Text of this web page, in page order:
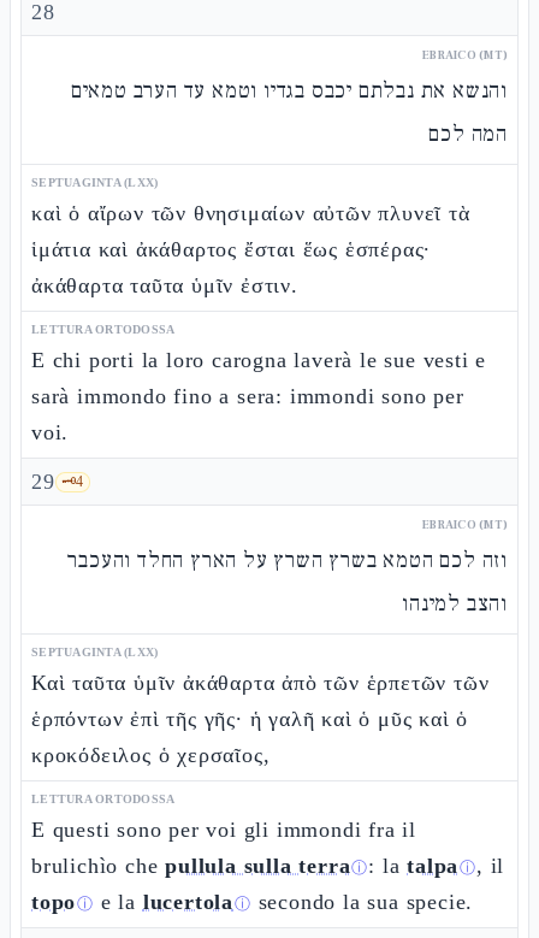
28
EBRAICO (MT)
והנשא את נבלתם יכבס בגדיו וטמא עד הערב טמאים
המה לכם
SEPTUAGINTA (LXX)
καὶ ὁ αἴρων τῶν θνησιμαίων αὐτῶν πλυνεῖ τὰ
ἱμάτια καὶ ἀκάθαρτος ἔσται ἕως ἑσπέρας·
ἀκάθαρτα ταῦτα ὑμῖν ἐστιν.
LETTURA ORTODOSSA
E chi porti la loro carogna laverà le sue vesti e
sarà immondo fino a sera: immondi sono per
voi.
29 🗝️4
EBRAICO (MT)
וזה לכם הטמא בשרץ השרץ על הארץ החלד והעכבר
והצב למינהו
SEPTUAGINTA (LXX)
Καὶ ταῦτα ὑμῖν ἀκάθαρτα ἀπὸ τῶν ἑρπετῶν τῶν
ἑρπόντων ἐπὶ τῆς γῆς· ἡ γαλῆ καὶ ὁ μῦς καὶ ὁ
κροκόδειλος ὁ χερσαῖος,
LETTURA ORTODOSSA
E questi sono per voi gli immondi fra il
brulichìo chepullula sulla terraⓘ: latalpaⓘ, il
topoⓘ e la lucertolaⓘ secondo la sua specie.